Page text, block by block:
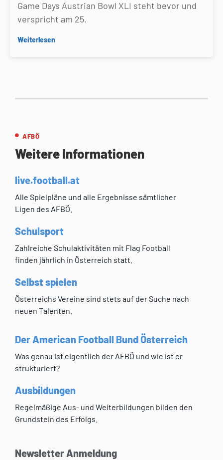
Game Days Austrian Bowl XLI steht bevor und
verspricht am 25.
Weiterlesen
AFBÖ
Weitere Informationen
live.football.at
Alle Spielpläne und alle Ergebnisse sämtlicher
Ligen des AFBÖ.
Schulsport
Zahlreiche Schulaktivitäten mit Flag Football
finden jährlich in Österreich statt.
Selbst spielen
Österreichs Vereine sind stets auf der Suche nach
neuen Talenten.
Der American Football Bund Österreich
Was genau ist eigentlich der AFBÖ und wie ist er
strukturiert?
Ausbildungen
Regelmäßige Aus- und Weiterbildungen bilden den
Grundstein des Erfolgs.
Newsletter Anmeldung